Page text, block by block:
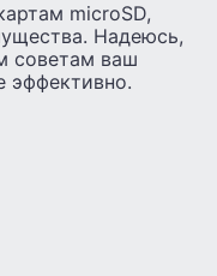
microSD,
Надеюсь,
советам ваш
эффективно.